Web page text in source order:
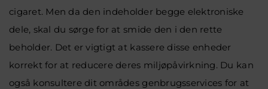
cigaret. Men da den indeholder begge elektroniske
dele, skal du sørge for at smide den i den rette
beholder. Det er vigtigt at kassere disse enheder
korrekt for at reducere deres miljøpåvirkning. Du kan
også konsultere dit områdes genbrugsservices for at